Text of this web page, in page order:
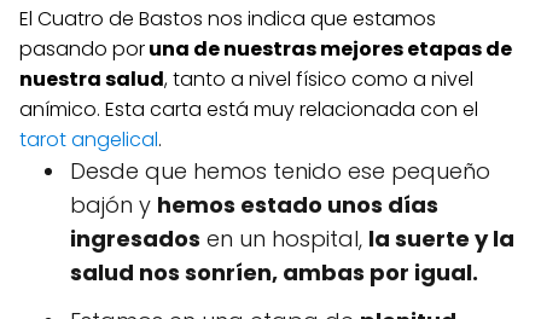
El Cuatro de Bastos nos indica que estamos
pasando poruna de nuestras mejores etapas de
nuestra salud, tanto a nivel físico como a nivel
anímico. Esta carta está muy relacionada con el
tarot angelical.
Desde que hemos tenido ese pequeño
bajón y hemos estado unos días
ingresados en un hospital, la suerte y la
salud nos sonríen, ambas por igual.